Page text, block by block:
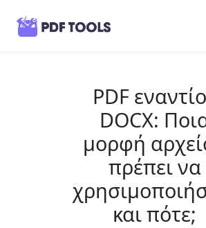
PDF
DOCX:
μορφή
πρέπει να
και πότε;